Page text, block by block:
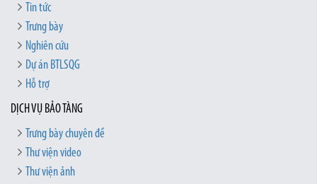
Tin tức
Trưng bày
Nghiên cứu
Dự án BTLSQG
Hỗ trợ
DỊCH VỤ BẢO TÀNG
Trưng bày chuyên đề
Thư viện video
Thư viện ảnh